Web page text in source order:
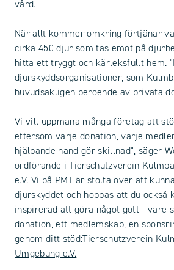
vård.
När allt kommer omkring förtjänar
cirka 450 djur som tas emot på
hitta ett tryggt och kärleksfullt hem.
djurskyddsorganisationer, som
huvudsakligen beroende av privata
Vi vill uppmana många företag att
eftersom varje donation, varje
hjälpande hand gör skillnad", säger
ordförande i Tierschutzverein
e.V. Vi på PMT är stolta över att
djurskyddet och hoppas att du också
inspirerad att göra något gott - vare
donation, ett medlemskap, en
genom ditt stöd:Tierschutzverein
Umgebung e.V.